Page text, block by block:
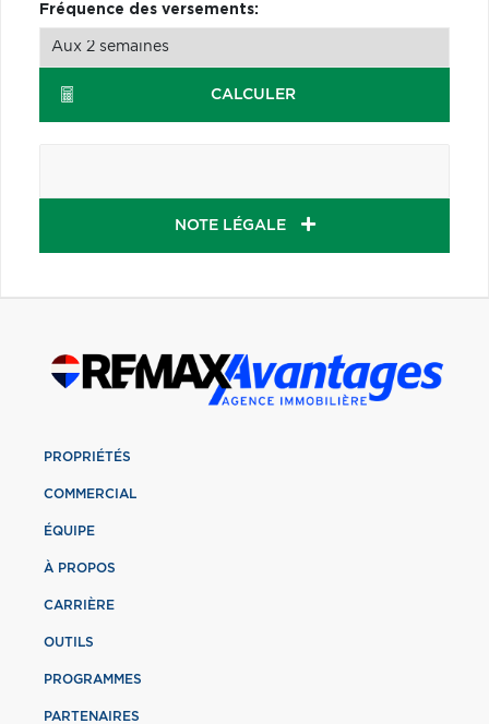
Fréquence des versements:
CALCULER
NOTE LÉGALE
PROPRIÉTÉS
COMMERCIAL
ÉQUIPE
À PROPOS
CARRIÈRE
OUTILS
PROGRAMMES
PARTENAIRES